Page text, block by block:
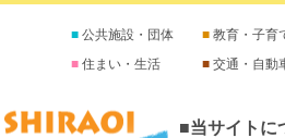
公共施設・団体 教育・子育
住まい・生活
交通・自動
■当サイトに